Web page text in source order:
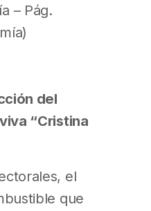
– Pág.
del
“Cristina
el
que